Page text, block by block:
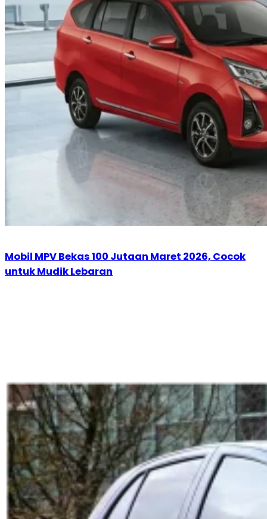
Mobil MPV Bekas 100 Jutaan Maret 2026, Cocok
untuk Mudik Lebaran